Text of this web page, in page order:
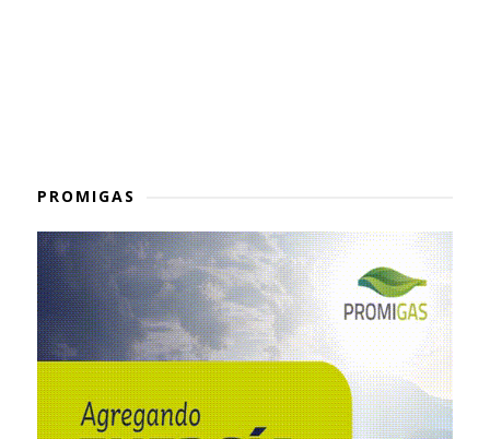
PROMIGAS